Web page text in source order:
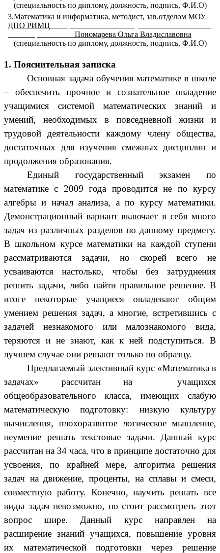
(специальность по диплому, должность, подпись, Ф.И.О)
3.Математика и информатика, методист, зав.отделом МОУ
ДПО РИМЦ
Пономарева Ольга Владиславовна
(специальность по диплому, должность, подпись, Ф.И.О)
1. Пояснительная записка
Основная задача обучения математике в школе
– обеспечить прочное и сознательное овладение
учащимися системой математических знаний и
умений, необходимых в повседневной жизни и
трудовой деятельности каждому члену общества,
достаточных для изучения смежных дисциплин и
продолжения образования.
Единый государственный экзамен по
математике с 2009 года проводится не по курсу
алгебры и начал анализа, а по курсу математики.
Демонстрационный вариант включает в себя много
задач из различных разделов по данному предмету.
В школьном курсе математики на каждой ступени
рассматриваются задачи, но скорей всего не
усваиваются настолько, чтобы без затруднения
решить задачи, либо найти правильное решение. В
итоге некоторые учащиеся овладевают общим
умением решения задач, а многие, встретившись с
задачей незнакомого или малознакомого вида,
теряются и не знают, как к ней подступиться. В
лучшем случае они решают только по образцу.
Предлагаемый элективный курс «Математика в
задачах» рассчитан на учащихся
общеобразовательного класса, имеющих слабую
математическую подготовку: низкую культуру
вычисления, плохоразвитое логическое мышление,
неумение решать текстовые задачи. Данный курс
рассчитан на 34 часа, что в принципе достаточно для
усвоения, по крайней мере, алгоритма решения
задач на движение, проценты, на сплавы и смеси,
совместную работу. Конечно, научить решать все
виды задач невозможно, но стоит рассмотреть этот
вопрос шире. Данный курс направлен на
расширение знаний учащихся, повышение уровня
их математической подготовки через решение